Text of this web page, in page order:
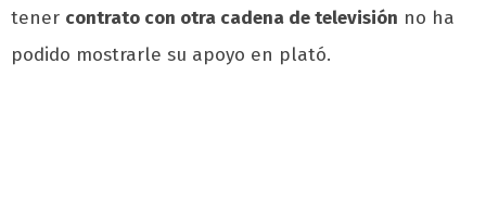
tener contrato con otra cadena de televisión no ha
podido mostrarle su apoyo en plató.